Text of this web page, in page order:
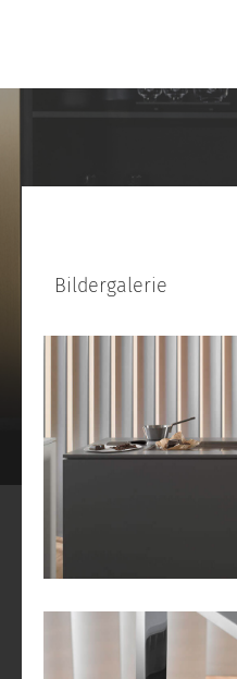
Bildergalerie